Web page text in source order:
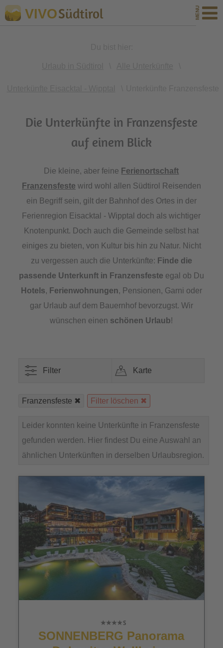
VIVOSüdtirol
Die Unterkünfte in Franzensfeste
auf einem Blick
Die kleine, aber feine Ferienortschaft
Franzensfeste wird wohl allen Südtirol Reisenden
ein Begriff sein, gilt der Bahnhof des Ortes in der
Ferienregion Eisacktal - Wipptal doch als wichtiger
Knotenpunkt. Doch auch die Gemeinde selbst hat
einiges zu bieten, von Kultur bis hin zu Natur. Nicht
zu vergessen auch die Unterkünfte: Finde die
passende Unterkunft in Franzensfeste egal ob Du
Hotels, Ferienwohnungen, Pensionen, Garni oder
gar Urlaub auf dem Bauernhof bevorzugst. Wir
wünschen einen schönen Urlaub!
Filter Karte
Franzensfeste Filter löschen
Leider konnten keine Unterkünfte in Franzensfeste
gefunden werden. Hier findest Du eine Auswahl an
ähnlichen Unterkünften in derselben Urlaubsregion.
SONNENBERG Panorama